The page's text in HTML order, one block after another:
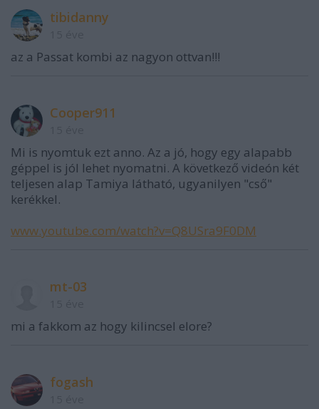
tibidanny
az a Passat kombi az nagyon ottvan!!!
Cooper911
Mi is nyomtuk ezt anno. Az a jó, hogy egy alapabb
géppel is jól lehet nyomatni. A következő videón két
teljesen alap Tamiya látható, ugyanilyen "cső"
kerékkel.
www.youtube.com/watch?v=Q8USra9F0DM
mt-03
mi a fakkom az hogy kilincsel elore?
fogash